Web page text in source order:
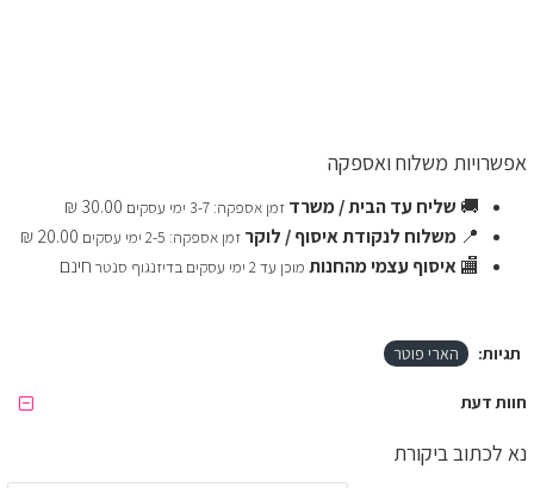
אפשרויות משלוח ואספקה
🚚 שליח עד הבית / משרד זמן אספקה: 3-7 ימי עסקים
30.00 ₪
📍 משלוח לנקודת איסוף / לוקר זמן אספקה: 2-5 ימי עסקים
20.00 ₪
🏬איסוף עצמי מהחנות מוכן עד 2 ימי עסקים בדיזנגוף סנטר חינם
תגיות: הארי פוטר
חוות דעת
נא לכתוב ביקורת